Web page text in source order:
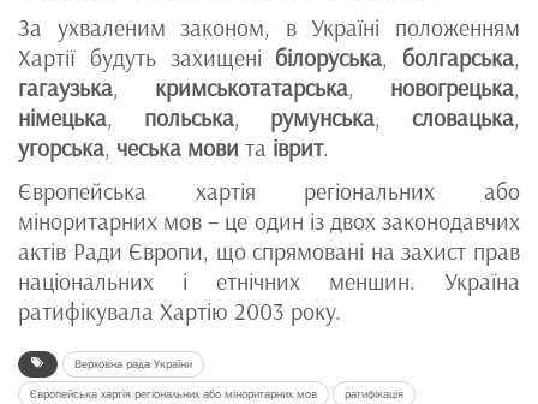
За ухваленим законом, в Україні положенням
Хартії будуть захищенібілоруська, болгарська,
гагаузька, кримськотатарська, новогрецька,
німецька, польська, румунська,словацька,
угорська, чеська мови та іврит.
Європейська хартія регіональних або
міноритарних мов – це один із двох законодавчих
актів Ради Європи, що спрямовані на захист прав
національних і етнічних меншин. Україна
ратифікувала Хартію 2003 року.
Верховна рада України
Європейська хартія регіональних або міноритарних мов ратифікація